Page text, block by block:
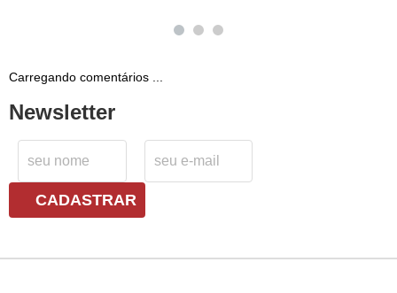
Carregando comentários ...
Newsletter
CADASTRAR